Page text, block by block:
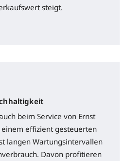
steigt.
beim Service von Ernst
effizient gesteuerten
langen Wartungsintervallen
Davon profitieren